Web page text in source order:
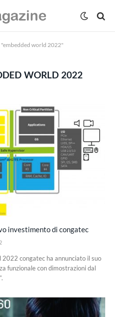
"embedded world 2022"
WORLD 2022
investimento di congatec
2022 congatec ha annunciato il suo
funzionale con dimostrazioni dal